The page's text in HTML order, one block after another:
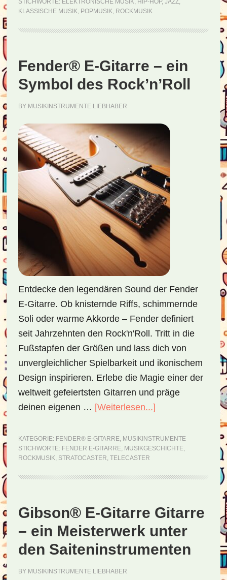
Musik
ein
in
die
der
Töne
STICHWORTE: ELEKTRONISCHE MUSIK, HIP-HOP, JAZZ,
KLASSISCHE MUSIK, POPMUSIK, ROCKMUSIK
Fender® E-Gitarre – ein
Symbol des Rock’n’Roll
BY MUSIKINSTRUMENTE LIEBHABER
Entdecke den legendären Sound der Fender
E-Gitarre. Ob knisternde Riffs, schimmernde
Soli oder warme Akkorde – Fender definiert
seit Jahrzehnten den Rock'n'Roll. Tritt in die
Fußstapfen der Größen und lass dich von
unvergleichlicher Spielbarkeit und ikonischem
Design inspirieren. Erlebe die Magie einer der
weltweit gefeiertsten Gitarren und präge
deinen eigenen … [Weiterlesen...]
Gitarre
–
Symbol
Rock’n’Roll
KATEGORIE: FENDER® E-GITARRE, MUSIKINSTRUMENTE
STICHWORTE: FENDER E-GITARRE, MUSIKGESCHICHTE,
ROCKMUSIK, STRATOCASTER, TELECASTER
Gibson® E-Gitarre Gitarre
– ein Meisterwerk unter
den Saiteninstrumenten
BY MUSIKINSTRUMENTE LIEBHABER